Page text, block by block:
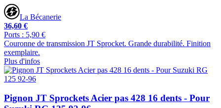
La Bécanerie
36,60 €
Ports : 5,90 €
Couronne de transmission JT Sprocket. Grande durabilité. Finition
exemplaire.
Plus d'infos
Pignon JT Sprockets Acier pas 428 16 dents - Pour